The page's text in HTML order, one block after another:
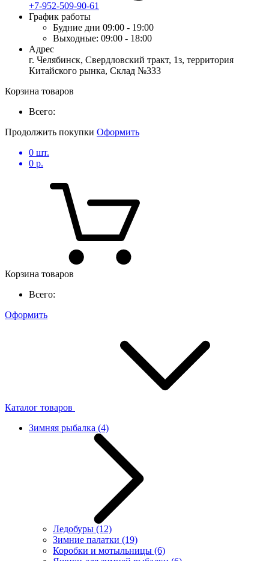
+7-952-509-90-61
График работы
Будние дни 09:00 - 19:00
Выходные: 09:00 - 18:00
Адрес
г. Челябинск, Свердловский тракт, 1з, территория
Китайского рынка, Склад №333
Корзина товаров
Всего:
Продолжить покупки Оформить
0 шт.
0 р.
Корзина товаров
Всего:
Оформить
Каталог товаров
Зимняя рыбалка (4)
Ледобуры (12)
Зимние палатки (19)
Коробки и мотыльницы (6)